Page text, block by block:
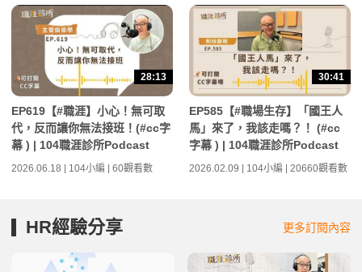
28:13
EP619【#職涯】小心！無可取
代，反而讓你無法接班！(#cc字
幕 ) | 104職涯診所Podcast
2026.06.18 | 104小編 | 60觀看數
30:41
EP585【#職場生存】「國王人
馬」來了，我該走嗎？！ (#cc
字幕 ) | 104職涯診所Podcast
2026.02.09 | 104小編 | 20660觀看數
HR經驗分享 更多訂閱內容